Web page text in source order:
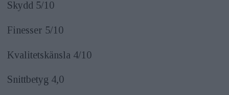
Skydd 5/10
Finesser 5/10
Kvalitetskänsla 4/10
Snittbetyg 4,0